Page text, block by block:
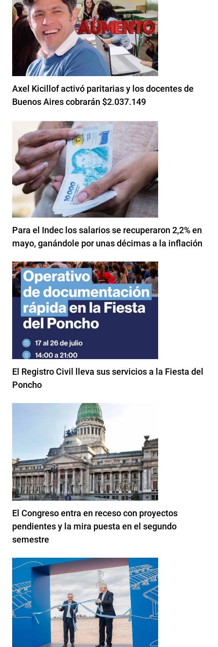
Axel Kicillof activó paritarias y los docentes de
Buenos Aires cobrarán $2.037.149
Para el Indec los salarios se recuperaron 2,2% en
mayo, ganándole por unas décimas a la inflación
El Registro Civil lleva sus servicios a la Fiesta del
Poncho
El Congreso entra en receso con proyectos
pendientes y la mira puesta en el segundo
semestre